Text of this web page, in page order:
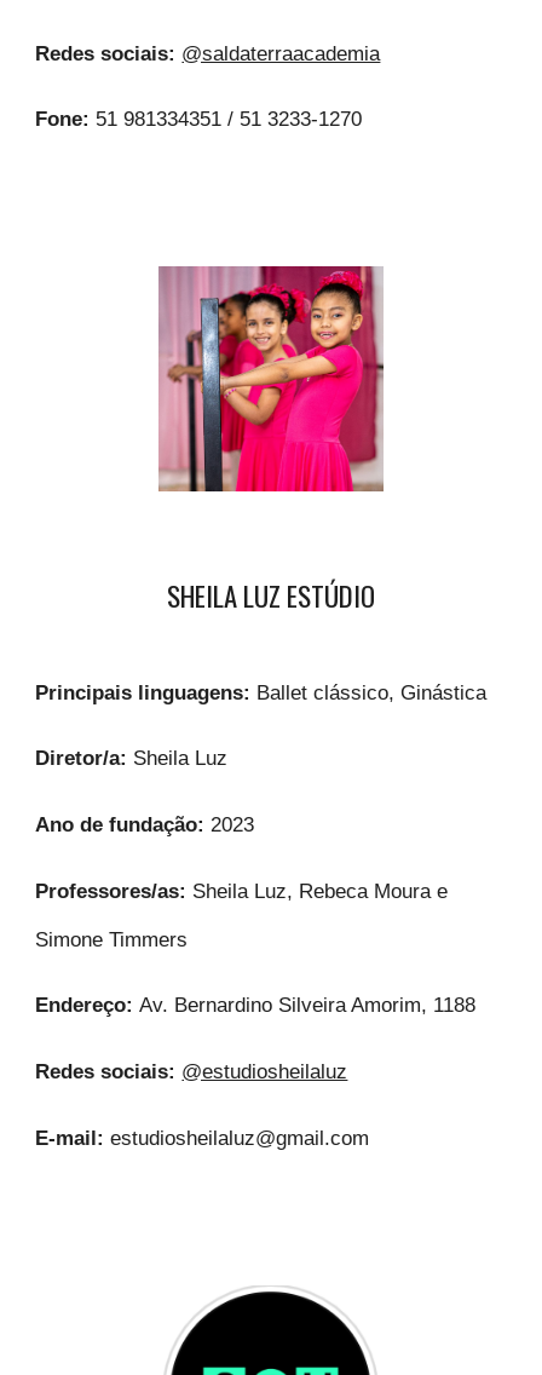
Redes sociais: @saldaterraacademia
Fone: 51 981334351 / 51 3233-1270
SHEILA LUZ ESTÚDIO
Principais linguagens: Ballet clássico, Ginástica
Diretor/a: Sheila Luz
Ano de fundação:2023
Professores/as: Sheila Luz, Rebeca Moura e
Simone Timmers
Endereço:Av. Bernardino Silveira Amorim, 1188
Redes sociais: @estudiosheilaluz
E-mail:estudiosheilaluz@gmail.com